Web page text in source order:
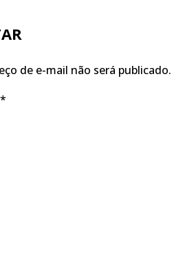
de e-mail não será publicado.
*